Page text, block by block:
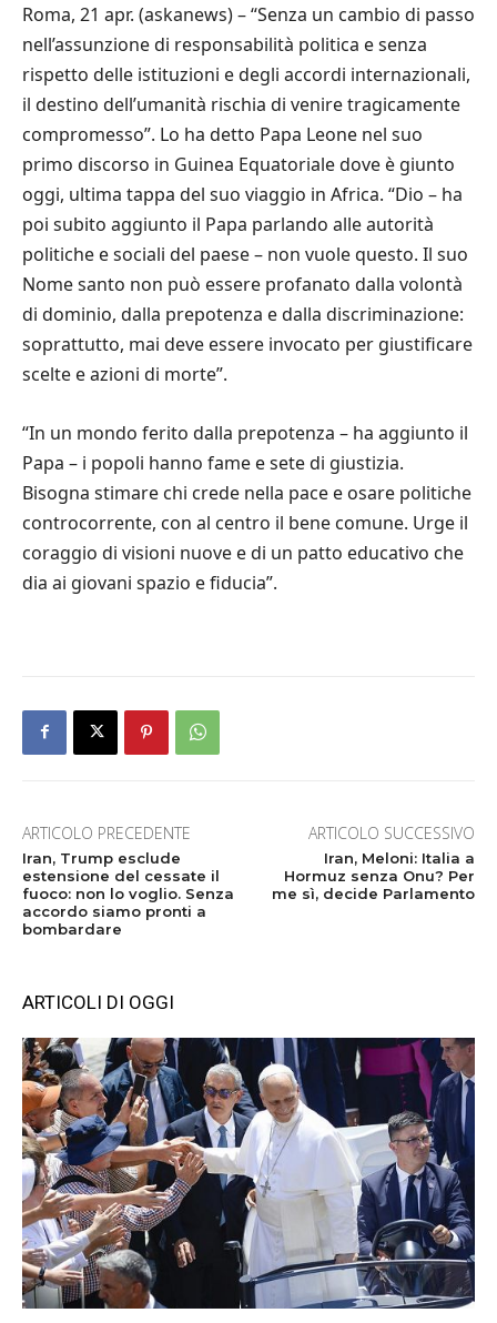
Roma, 21 apr. (askanews) – “Senza un cambio di passo
nell’assunzione di responsabilità politica e senza
rispetto delle istituzioni e degli accordi internazionali,
il destino dell’umanità rischia di venire tragicamente
compromesso”. Lo ha detto Papa Leone nel suo
primo discorso in Guinea Equatoriale dove è giunto
oggi, ultima tappa del suo viaggio in Africa. “Dio – ha
poi subito aggiunto il Papa parlando alle autorità
politiche e sociali del paese – non vuole questo. Il suo
Nome santo non può essere profanato dalla volontà
di dominio, dalla prepotenza e dalla discriminazione:
soprattutto, mai deve essere invocato per giustificare
scelte e azioni di morte”.
“In un mondo ferito dalla prepotenza – ha aggiunto il
Papa – i popoli hanno fame e sete di giustizia.
Bisogna stimare chi crede nella pace e osare politiche
controcorrente, con al centro il bene comune. Urge il
coraggio di visioni nuove e di un patto educativo che
dia ai giovani spazio e fiducia”.
ARTICOLO PRECEDENTE
Iran, Trump esclude
estensione del cessate il
fuoco: non lo voglio. Senza
accordo siamo pronti a
bombardare
ARTICOLO SUCCESSIVO
Iran, Meloni: Italia a
Hormuz senza Onu? Per
me sì, decide Parlamento
ARTICOLI DI OGGI